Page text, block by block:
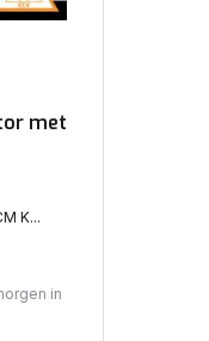
met
K...
in